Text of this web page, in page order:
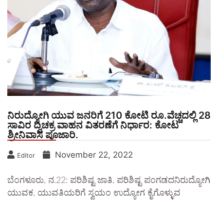
ನಿರುದ್ಯೋಗಿ ಯುವ ಜನರಿಗೆ 210 ಕೋಟಿ ರೂ.ವೆಚ್ಚದಲ್ಲಿ 28
ಸಾವಿರ ದ್ವಿಚಕ್ರ ವಾಹನ ವಿತರಣೆಗೆ ನಿರ್ಧಾರ: ಕೋಟ
ಶ್ರೀನಿವಾಸ ಪೂಜಾರಿ.
Editor November 22, 2022
ಬೆಂಗಳೂರು, ನ.22: ಪರಿಶಿಷ್ಟ ಜಾತಿ, ಪರಿಶಿಷ್ಟ ಪಂಗಡದನಿರುದ್ಯೋಗಿ
ಯುವಕ, ಯುವತಿಯರಿಗೆ ಸ್ವಯಂ ಉದ್ಯೋಗ ಕೈಗೊಳ್ಳುವ